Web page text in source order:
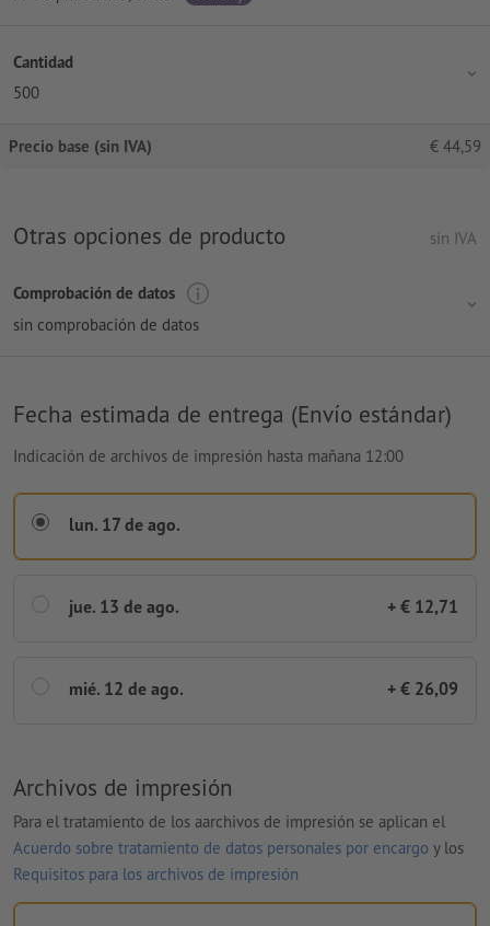
Cantidad
500
Precio base (sin IVA) € 44,59
Otras opciones de producto sin IVA
Comprobación de datos
sin comprobación de datos
Fecha estimada de entrega (Envío estándar)
Indicación de archivos de impresión hasta mañana 12:00
lun. 17 de ago.
jue. 13 de ago. + € 12,71
mié. 12 de ago. + € 26,09
Archivos de impresión
Para el tratamiento de los aarchivos de impresión se aplican el
Acuerdo sobre tratamiento de datos personales por encargo y los
Requisitos para los archivos de impresión